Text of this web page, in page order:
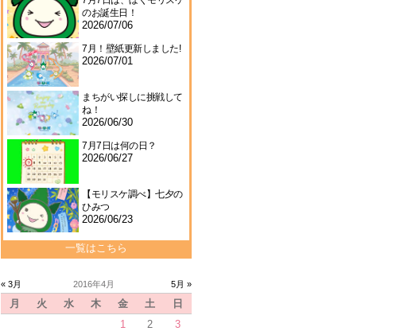
のお誕生日！
2026/07/06
7月！壁紙更新しました!
2026/07/01
まちがい探しに挑戦して
ね！
2026/06/30
7月7日は何の日？
2026/06/27
【モリスケ調べ】七夕の
ひみつ
2026/06/23
一覧はこちら
« 3月 2016年4月 5月 »
月 火 水 木 金 土
日
1
2
3